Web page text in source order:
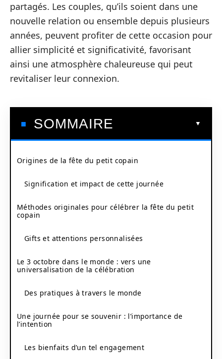
partagés. Les couples, qu’ils soient dans une
nouvelle relation ou ensemble depuis plusieurs
années, peuvent profiter de cette occasion pour
allier simplicité et significativité, favorisant
ainsi une atmosphère chaleureuse qui peut
revitaliser leur connexion.
SOMMAIRE
Origines de la fête du petit copain
Signification et impact de cette journée
Méthodes originales pour célébrer la fête du petit
copain
Gifts et attentions personnalisées
Le 3 octobre dans le monde : vers une
universalisation de la célébration
Des pratiques à travers le monde
Une journée pour se souvenir : l’importance de
l’intention
Les bienfaits d’un tel engagement